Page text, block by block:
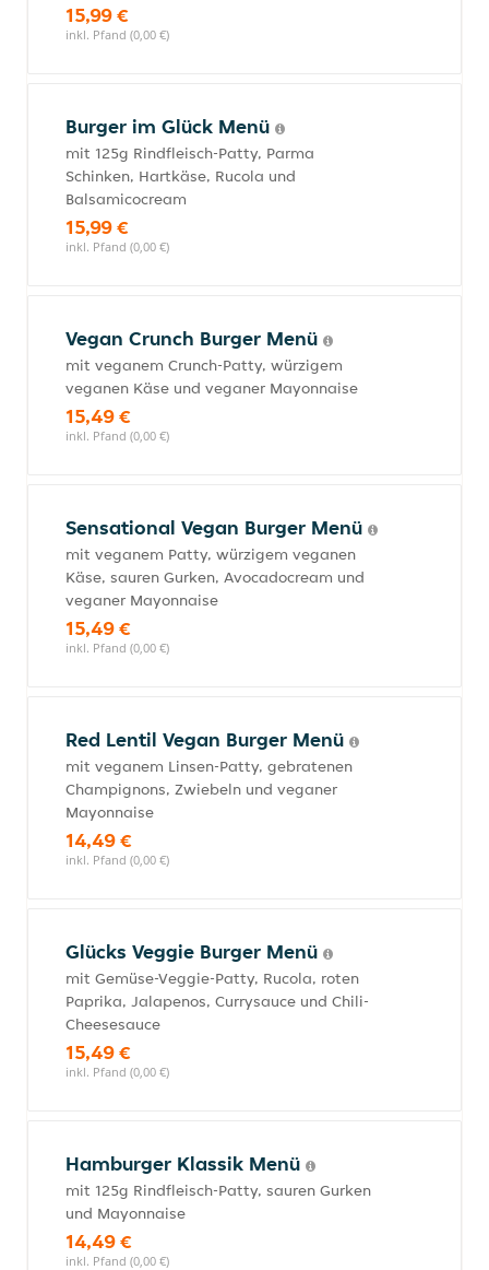
15,99 €
inkl. Pfand (0,00 €)
Burger im Glück Menü
mit 125g Rindfleisch-Patty, Parma
Schinken, Hartkäse, Rucola und
Balsamicocream
15,99 €
inkl. Pfand (0,00 €)
Vegan Crunch Burger Menü
mit veganem Crunch-Patty, würzigem
veganen Käse und veganer Mayonnaise
15,49 €
inkl. Pfand (0,00 €)
Sensational Vegan Burger Menü
mit veganem Patty, würzigem veganen
Käse, sauren Gurken, Avocadocream und
veganer Mayonnaise
15,49 €
inkl. Pfand (0,00 €)
Red Lentil Vegan Burger Menü
mit veganem Linsen-Patty, gebratenen
Champignons, Zwiebeln und veganer
Mayonnaise
14,49 €
inkl. Pfand (0,00 €)
Glücks Veggie Burger Menü
mit Gemüse-Veggie-Patty, Rucola, roten
Paprika, Jalapenos, Currysauce und Chili-
Cheesesauce
15,49 €
inkl. Pfand (0,00 €)
Hamburger Klassik Menü
mit 125g Rindfleisch-Patty, sauren Gurken
und Mayonnaise
14,49 €
inkl. Pfand (0,00 €)